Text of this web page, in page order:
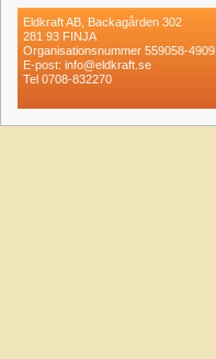
Eldkraft AB, Backagården 302
281 93 FINJA
Organisationsnummer 559058-4909
E-post: info@eldkraft.se
Tel 0708-832270